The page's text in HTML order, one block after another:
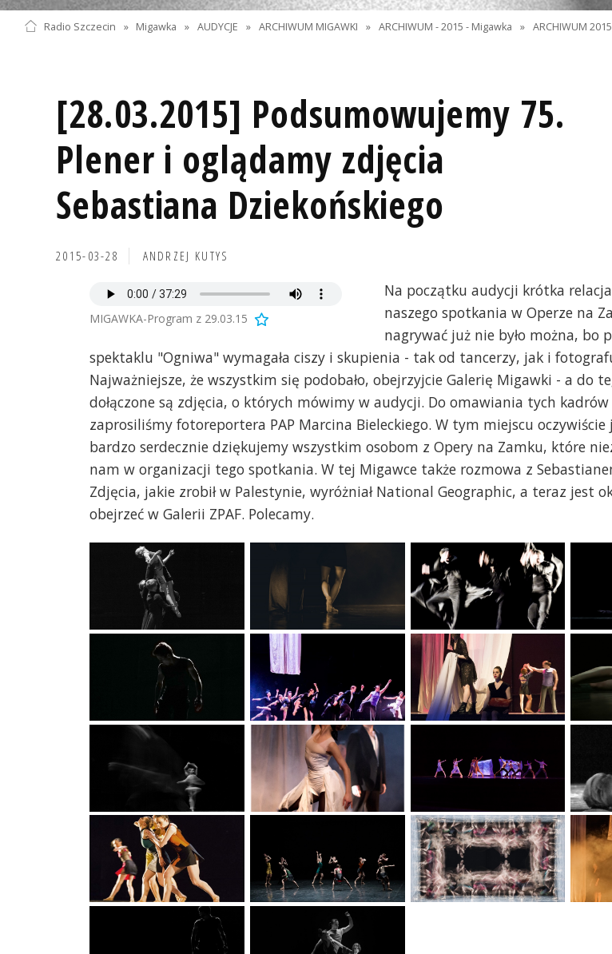
Radio Szczecin » Migawka » AUDYCJE » ARCHIWUM MIGAWKI » ARCHIWUM - 2015 - Migawka » ARCHIWUM
[28.03.2015] Podsumowujemy 75.
Plener i oglądamy zdjęcia
Sebastiana Dziekońskiego
2015-03-28 ANDRZEJ KUTYS
MIGAWKA-Program z 29.03.15
Na początku audycji krótka
naszego spotkania w Operze na
nagrywać już nie było można, bo
spektaklu "Ogniwa" wymagała ciszy i skupienia - tak od tancerzy, jak i
Najważniejsze, że wszystkim się podobało, obejrzyjcie Galerię Migawki - a do
dołączone są zdjęcia, o których mówimy w audycji. Do omawiania tych
zaprosiliśmy fotoreportera PAP Marcina Bieleckiego. W tym miejscu oczywiście
bardzo serdecznie dziękujemy wszystkim osobom z Opery na Zamku, które
nam w organizacji tego spotkania. W tej Migawce także rozmowa z
Zdjęcia, jakie zrobił w Palestynie, wyróżniał National Geographic, a teraz jest
obejrzeć w Galerii ZPAF. Polecamy.